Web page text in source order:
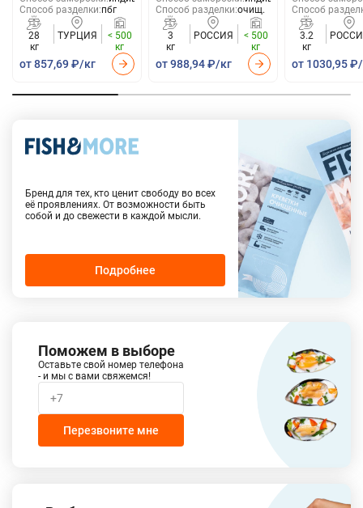
Способ разделки:пбг
28
кг
ТУРЦИЯ
< 500
кг
от 857,69 ₽/кг
Способ разделки:очищ.
3
кг
РОССИЯ
< 500
кг
от 988,94 ₽/кг
Способ
3.2
кг
от 1030,95
Бренд для тех, кто ценит свободу во всех
её проявлениях. От возможности быть
собой и до свежести в каждой мысли.
Подробнее
Поможем в выборе
Оставьте свой номер телефона
- и мы с вами свяжемся!
Перезвоните мне